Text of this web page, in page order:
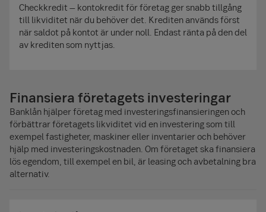
Checkkredit – kontokredit för företag ger snabb tillgång
till likviditet när du behöver det. Krediten används först
när saldot på kontot är under noll. Endast ränta på den del
av krediten som nyttjas.
Finansiera företagets investeringar
Banklån hjälper företag med investeringsfinansieringen och
förbättrar företagets likviditet vid en investering som till
exempel fastigheter, maskiner eller inventarier och behöver
hjälp med investeringskostnaden. Om företaget ska finansiera
lös egendom, till exempel en bil, är leasing och avbetalning bra
alternativ.